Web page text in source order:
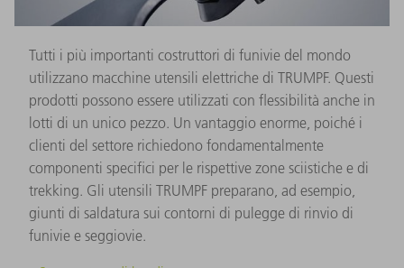
Tutti i più importanti costruttori di funivie del mondo
utilizzano macchine utensili elettriche di TRUMPF. Questi
prodotti possono essere utilizzati con flessibilità anche in
lotti di un unico pezzo. Un vantaggio enorme, poiché i
clienti del settore richiedono fondamentalmente
componenti specifici per le rispettive zone sciistiche e di
trekking. Gli utensili TRUMPF preparano, ad esempio,
giunti di saldatura sui contorni di pulegge di rinvio di
funivie e seggiovie.